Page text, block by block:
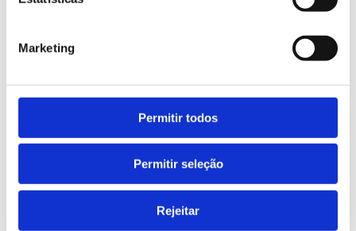
Marketing
Permitir todos
Permitir seleção
Rejeitar
substrates during the injection molding process.
production of multifunctional devices by
lighter and more compact devices while
offering greater flexibility and versatility,
enabling the seamless integration of electronic
functionalities. These features make IME a
promising solution for various sectors, including
the automotive, medical, and packaging